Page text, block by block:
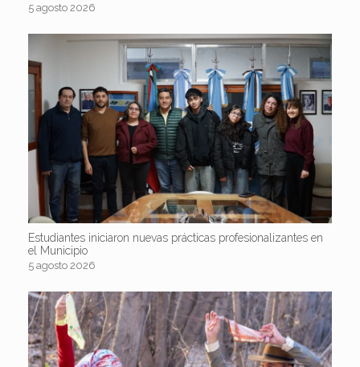
5 agosto 2026
Estudiantes iniciaron nuevas prácticas profesionalizantes en
el Municipio
5 agosto 2026